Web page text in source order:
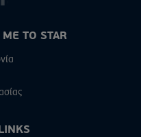
ΤΟ STAR